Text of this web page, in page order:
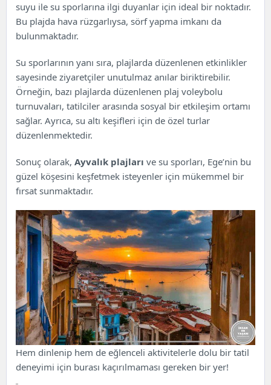
suyu ile su sporlarına ilgi duyanlar için ideal bir noktadır.
Bu plajda hava rüzgarlıysa, sörf yapma imkanı da
bulunmaktadır.
Su sporlarının yanı sıra, plajlarda düzenlenen etkinlikler
sayesinde ziyaretçiler unutulmaz anılar biriktirebilir.
Örneğin, bazı plajlarda düzenlenen plaj voleybolu
turnuvaları, tatilciler arasında sosyal bir etkileşim ortamı
sağlar. Ayrıca, su altı keşifleri için de özel turlar
düzenlenmektedir.
Sonuç olarak, Ayvalık plajları ve su sporları, Ege’nin bu
güzel köşesini keşfetmek isteyenler için mükemmel bir
fırsat sunmaktadır.
Hem dinlenip hem de eğlenceli aktivitelerle dolu bir tatil
deneyimi için burası kaçırılmaması gereken bir yer!